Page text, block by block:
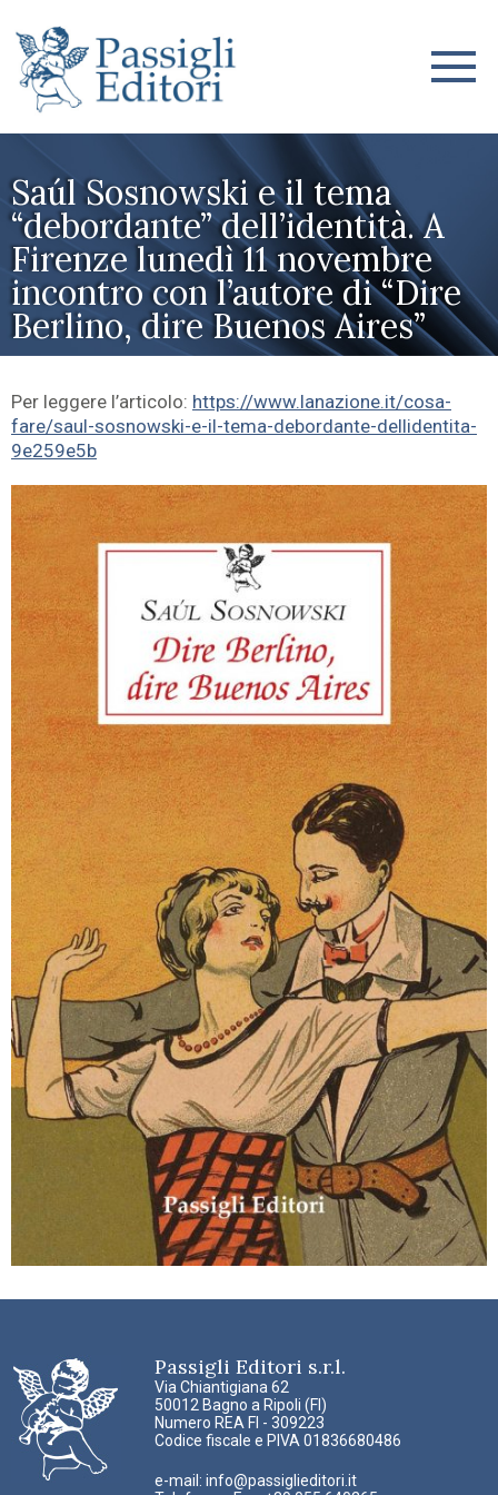
Saúl Sosnowski e il tema
“debordante” dell’identità. A
Firenze lunedì 11 novembre
incontro con l’autore di “Dire
Berlino, dire Buenos Aires”
Per leggere l’articolo: https://www.lanazione.it/cosa-
fare/saul-sosnowski-e-il-tema-debordante-dellidentita-
9e259e5b
Passigli Editori s.r.l.
Via Chiantigiana 62
50012 Bagno a Ripoli (FI)
Numero REA FI - 309223
Codice fiscale e PIVA 01836680486
e-mail: info@passiglieditori.it